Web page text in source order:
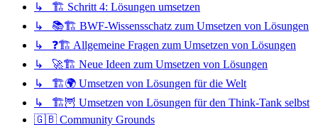
↳ 🏗️ Schritt 4: Lösungen umsetzen
↳ 📚🏗️ BWF-Wissensschatz zum Umsetzen von Lösungen
↳ ❓🏗️ Allgemeine Fragen zum Umsetzen von Lösungen
↳ 🚀🏗️ Neue Ideen zum Umsetzen von Lösungen
↳ 🏗️🌍 Umsetzen von Lösungen für die Welt
↳ 🏗️🦉 Umsetzen von Lösungen für den Think-Tank selbst
🇬🇧 Community Grounds